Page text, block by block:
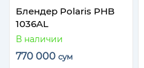
Блендер Polaris PHB
1036AL
В наличии
770 000 сум